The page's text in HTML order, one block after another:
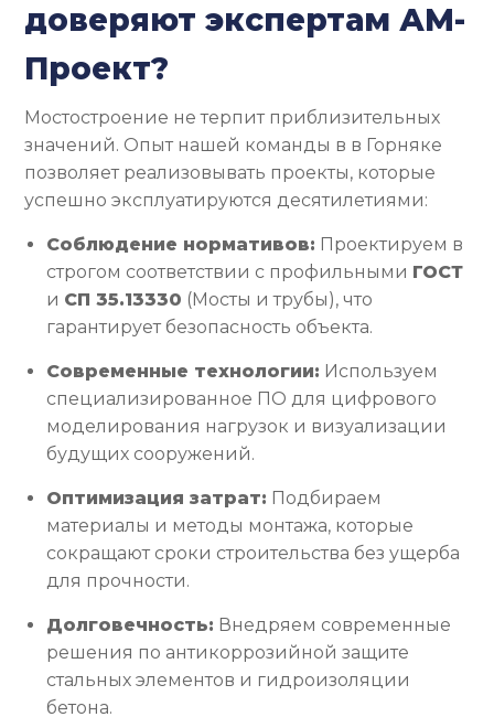
доверяют экспертам АМ-
Проект?
Мостостроение не терпит приблизительных
значений. Опыт нашей команды в в Горняке
позволяет реализовывать проекты, которые
успешно эксплуатируются десятилетиями:
Соблюдение нормативов: Проектируем в
строгом соответствии с профильными ГОСТ
и СП 35.13330 (Мосты и трубы), что
гарантирует безопасность объекта.
Современные технологии: Используем
специализированное ПО для цифрового
моделирования нагрузок и визуализации
будущих сооружений.
Оптимизация затрат: Подбираем
материалы и методы монтажа, которые
сокращают сроки строительства без ущерба
для прочности.
Долговечность: Внедряем современные
решения по антикоррозийной защите
стальных элементов и гидроизоляции
бетона.